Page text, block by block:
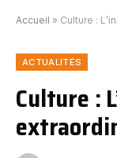
Accueil » Culture :
ACTUALITÉS
Culture :